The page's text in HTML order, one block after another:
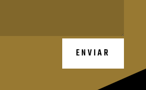
ENVIAR